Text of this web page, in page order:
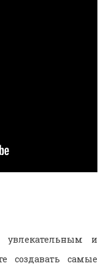
увлекательным и
создавать самые